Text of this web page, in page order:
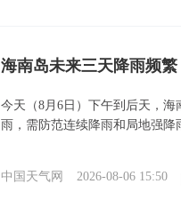
海南岛未来三天降雨频
今天（8月6日）下午到后天，
雨，需防范连续降雨和局地强降
中国天气网 2026-08-06 15:50